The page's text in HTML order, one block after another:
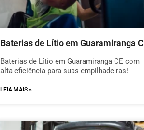
Baterias de Lítio em Guaramiranga
Baterias de Lítio em Guaramiranga CE com
alta eficiência para suas empilhadeiras!
LEIA MAIS »